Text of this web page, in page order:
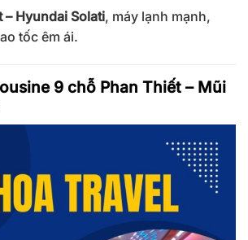
– Hyundai Solati, máy lạnh mạnh,
tốc êm ái.
9 chỗ Phan Thiết – Mũi